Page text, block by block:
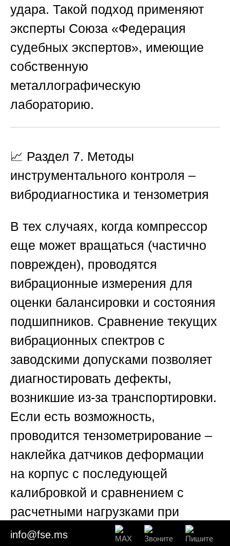
удара. Такой подход применяют
эксперты Союза «Федерация
судебных экспертов», имеющие
собственную
металлографическую
лабораторию.
📈 Раздел 7. Методы
инструментального контроля –
вибродиагностика и тензометрия
В тех случаях, когда компрессор
еще может вращаться (частично
поврежден), проводятся
вибрационные измерения для
оценки балансировки и состояния
подшипников. Сравнение текущих
вибрационных спектров с
заводскими допусками позволяет
диагностировать дефекты,
возникшие из-за транспортировки.
Если есть возможность,
проводится тензометрирование –
наклейка датчиков деформации
на корпус с последующей
калибровкой и сравнением с
расчетными нагрузками при
штатной перевозке. Эти методы
info@fse.ms